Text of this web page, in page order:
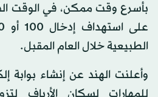
بأسرع وقت ممكن، في الوقت
الطبيعية خلال العام المقبل.
وأعلنت الهند عن إنشاء بوابة